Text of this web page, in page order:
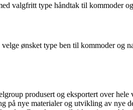
valgfritt type håndtak til kommoder
ønsket type ben til kommoder og
produsert og eksportert over
på nye materialer og utvikling av nye